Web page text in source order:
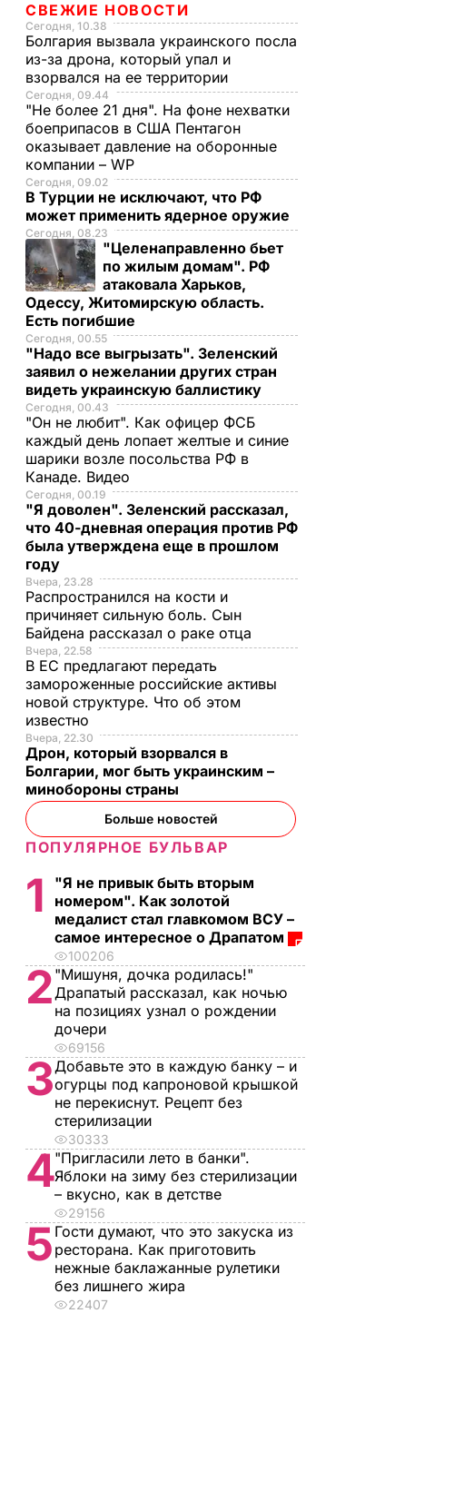
СВЕЖИЕ НОВОСТИ
Сегодня, 10.38
Болгария вызвала украинского посла
из-за дрона, который упал и
взорвался на ее территории
Сегодня, 09.44
"Не более 21 дня". На фоне нехватки
боеприпасов в США Пентагон
оказывает давление на оборонные
компании – WP
Сегодня, 09.02
В Турции не исключают, что РФ
может применить ядерное оружие
Сегодня, 08.23
"Целенаправленно бьет
по жилым домам". РФ
атаковала Харьков,
Одессу, Житомирскую область.
Есть погибшие
Сегодня, 00.55
"Надо все выгрызать". Зеленский
заявил о нежелании других стран
видеть украинскую баллистику
Сегодня, 00.43
"Он не любит". Как офицер ФСБ
каждый день лопает желтые и синие
шарики возле посольства РФ в
Канаде. Видео
Сегодня, 00.19
"Я доволен". Зеленский рассказал,
что 40-дневная операция против РФ
была утверждена еще в прошлом
году
Вчера, 23.28
Распространился на кости и
причиняет сильную боль. Сын
Байдена рассказал о раке отца
Вчера, 22.58
В ЕС предлагают передать
замороженные российские активы
новой структуре. Что об этом
известно
Вчера, 22.30
Дрон, который взорвался в
Болгарии, мог быть украинским –
минобороны страны
Больше новостей
ПОПУЛЯРНОЕ БУЛЬВАР
1
"Я не привык быть вторым
номером". Как золотой
медалист стал главкомом ВСУ –
самое интересное о Драпатом
100206
2 "Мишуня, дочка родилась!"
Драпатый рассказал, как ночью
на позициях узнал о рождении
дочери
69156
3Добавьте это в каждую банку – и
огурцы под капроновой крышкой
не перекиснут. Рецепт без
стерилизации
30333
4"Пригласили лето в банки".
Яблоки на зиму без стерилизации
– вкусно, как в детстве
29156
5 Гости думают, что это закуска из
ресторана. Как приготовить
нежные баклажанные рулетики
без лишнего жира
22407